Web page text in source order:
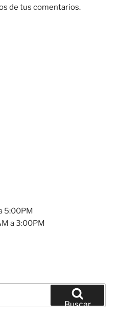
de tus comentarios.
5:00PM
a 3:00PM
Buscar